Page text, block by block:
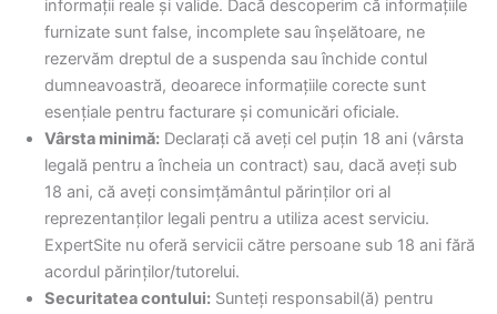
informații reale și valide. Dacă descoperim că informațiile
furnizate sunt false, incomplete sau înșelătoare, ne
rezervăm dreptul de a suspenda sau închide contul
dumneavoastră, deoarece informațiile corecte sunt
esențiale pentru facturare și comunicări oficiale.
Vârsta minimă: Declarați că aveți cel puțin 18 ani (vârsta
legală pentru a încheia un contract) sau, dacă aveți sub
18 ani, că aveți consimțământul părinților ori al
reprezentanților legali pentru a utiliza acest serviciu.
ExpertSite nu oferă servicii către persoane sub 18 ani fără
acordul părinților/tutorelui.
Securitatea contului: Sunteți responsabil(ă) pentru